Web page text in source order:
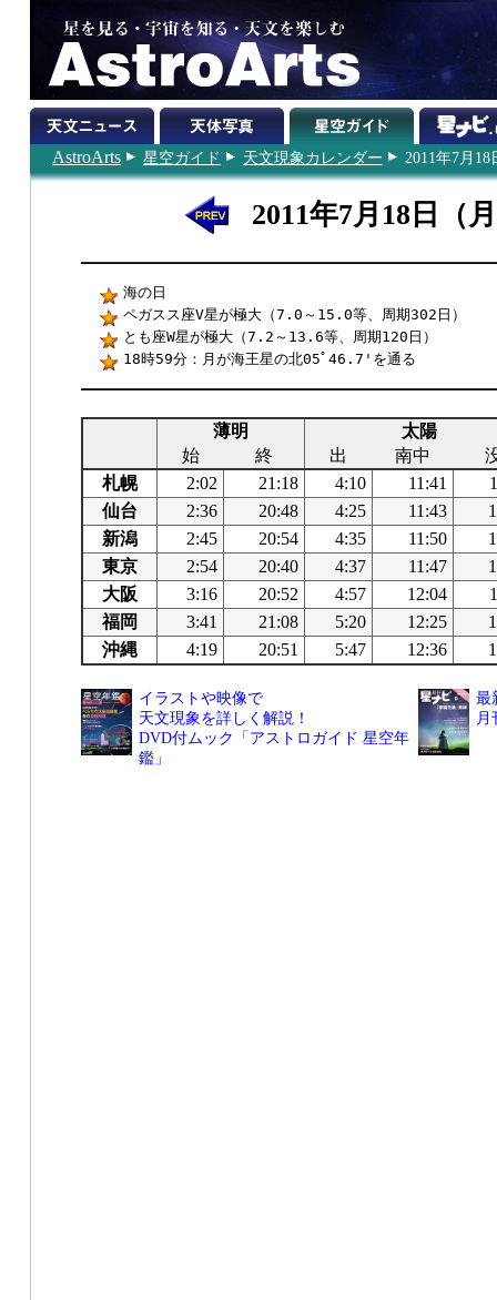
AstroArts 星空ガイド 天文現象カレンダー 2011年7月18
2011年7月18日（
海の日
ペガスス座V星が極大（7.0～15.0等、周期302日）
とも座W星が極大（7.2～13.6等、周期120日）
18時59分：月が海王星の北05ﾟ46.7'を通る
薄明
太陽
始
終 出 南中
札幌
2:02 21:18 4:10 11:41
仙台
2:36 20:48 4:25 11:43
新潟
2:45 20:54 4:35 11:50
東京
2:54 20:40 4:37 11:47
大阪
3:16 20:52 4:57 12:04
福岡
3:41 21:08 5:20 12:25
沖縄
4:19 20:51 5:47 12:36
イラストや映像で
天文現象を詳しく解説！
DVD付ムック「アストロガイド 星空年
鑑」
最
月